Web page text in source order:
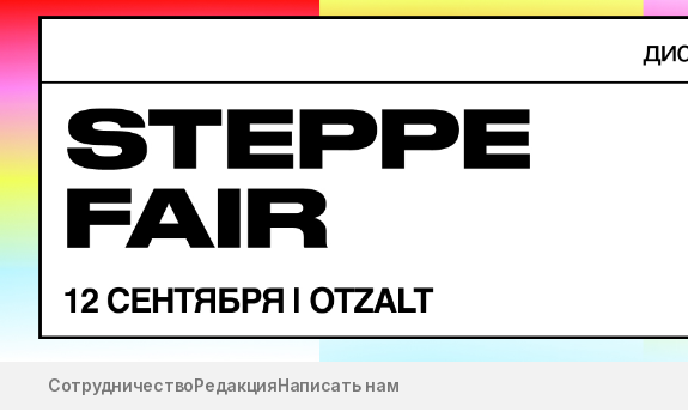
СотрудничествоРедакцияНаписать нам